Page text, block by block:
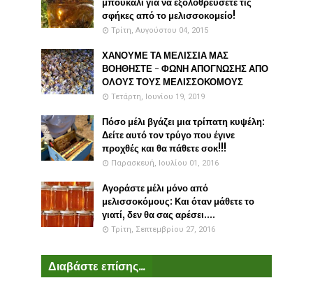
μπουκάλι για να εξολοθρεύσετε τις
σφήκες από το μελισσοκομείο!
Τρίτη, Αυγούστου 04, 2015
ΧΑΝΟΥΜΕ ΤΑ ΜΕΛΙΣΣΙΑ ΜΑΣ
ΒΟΗΘΗΣΤΕ - ΦΩΝΗ ΑΠΟΓΝΩΣΗΣ ΑΠΟ
ΟΛΟΥΣ ΤΟΥΣ ΜΕΛΙΣΣΟΚΟΜΟΥΣ
Τετάρτη, Ιουνίου 19, 2019
Πόσο μέλι βγάζει μια τρίπατη κυψέλη:
Δείτε αυτό τον τρύγο που έγινε
προχθές και θα πάθετε σοκ!!!
Παρασκευή, Ιουλίου 01, 2016
Αγοράστε μέλι μόνο από
μελισσοκόμους: Και όταν μάθετε το
γιατί, δεν θα σας αρέσει....
Τρίτη, Σεπτεμβρίου 27, 2016
Διαβάστε επίσης...